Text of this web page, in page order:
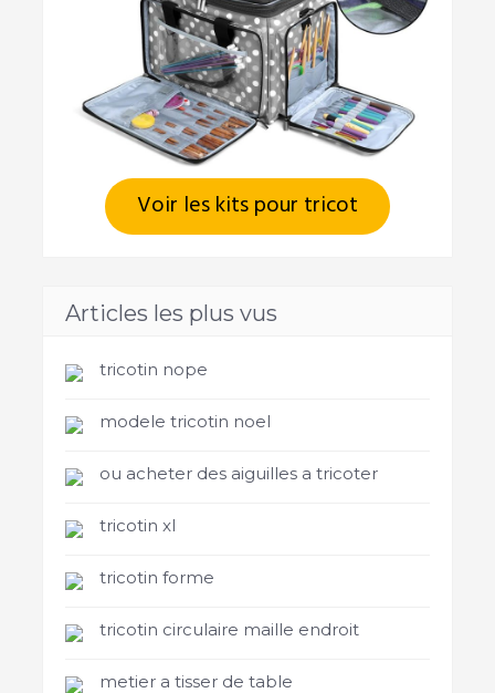
Voir les kits pour tricot
Articles les plus vus
tricotin nope
modele tricotin noel
ou acheter des aiguilles a tricoter
tricotin xl
tricotin forme
tricotin circulaire maille endroit
metier a tisser de table